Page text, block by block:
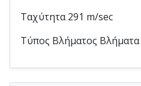
Ταχύτητα 291 m/sec
Τύπος Βλήματος Βλήματα